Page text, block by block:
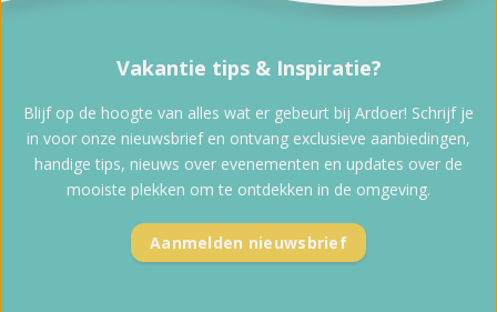
Vakantie tips & Inspiratie?
Blijf op de hoogte van alles wat er gebeurt bij Ardoer! Schrijf je
in voor onze nieuwsbrief en ontvang exclusieve aanbiedingen,
handige tips, nieuws over evenementen en updates over de
mooiste plekken om te ontdekken in de omgeving.
Aanmelden nieuwsbrief